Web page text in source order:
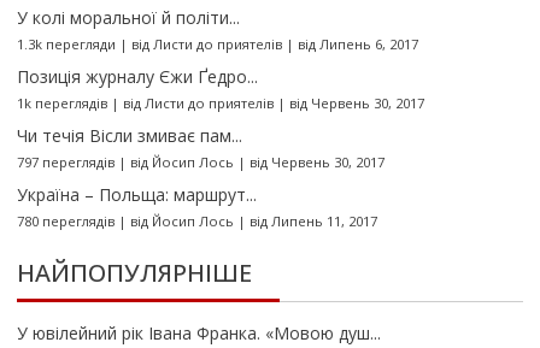
У колі моральної й політи...
1.3k перегляди | від Листи до приятелів| від Липень 6, 2017
Позиція журналу Єжи Ґедро...
1k переглядів| від Листи до приятелів| від Червень 30, 2017
Чи течія Вісли змиває пам...
797 переглядів| від Йосип Лось | від Червень 30, 2017
Україна – Польща: маршрут...
780 переглядів| від Йосип Лось | від Липень 11, 2017
НАЙПОПУЛЯРНІШЕ
У ювілейний рік Івана Франка. «Мовою душ...